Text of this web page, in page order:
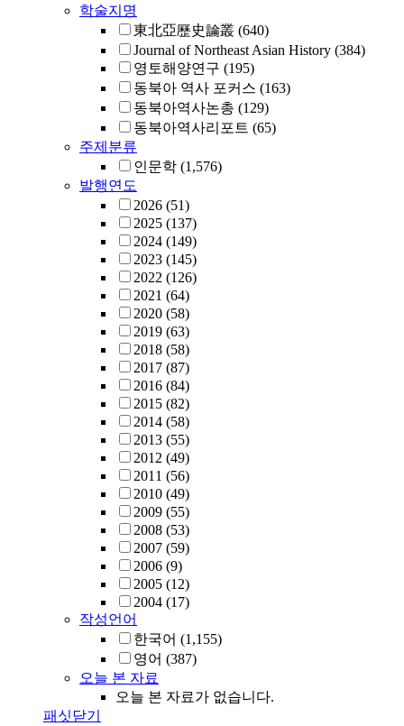
학술지명
東北亞歷史論叢 (640)
Journal of Northeast Asian History (384)
영토해양연구 (195)
동북아 역사 포커스 (163)
동북아역사논총 (129)
동북아역사리포트 (65)
주제분류
인문학 (1,576)
발행연도
2026 (51)
2025 (137)
2024 (149)
2023 (145)
2022 (126)
2021 (64)
2020 (58)
2019 (63)
2018 (58)
2017 (87)
2016 (84)
2015 (82)
2014 (58)
2013 (55)
2012 (49)
2011 (56)
2010 (49)
2009 (55)
2008 (53)
2007 (59)
2006 (9)
2005 (12)
2004 (17)
작성언어
한국어 (1,155)
영어 (387)
오늘 본 자료
오늘 본 자료가 없습니다.
패싯닫기